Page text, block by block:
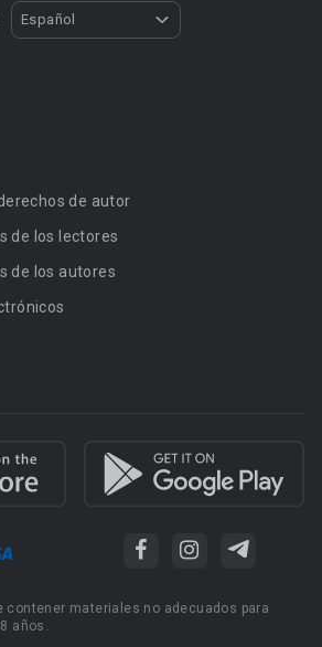
Español
de autor
de los lectores
de los autores
contener materiales no adecuados para
años.